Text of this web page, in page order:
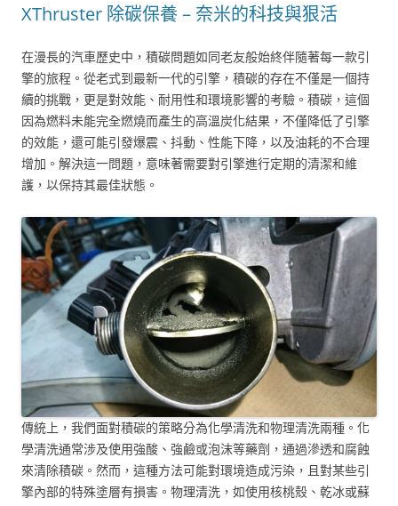
XThruster 除碳保養 – 奈米的科技與狠活
在漫長的汽車歷史中，積碳問題如同老友般始終伴隨著每一款引
擎的旅程。從老式到最新一代的引擎，積碳的存在不僅是一個持
續的挑戰，更是對效能、耐用性和環境影響的考驗。積碳，這個
因為燃料未能完全燃燒而產生的高溫炭化結果，不僅降低了引擎
的效能，還可能引發爆震、抖動、性能下降，以及油耗的不合理
增加。解決這一問題，意味著需要對引擎進行定期的清潔和維
護，以保持其最佳狀態。
傳統上，我們面對積碳的策略分為化學清洗和物理清洗兩種。化
學清洗通常涉及使用強酸、強鹼或泡沫等藥劑，通過滲透和腐蝕
來清除積碳。然而，這種方法可能對環境造成污染，且對某些引
擎內部的特殊塗層有損害。物理清洗，如使用核桃殼、乾冰或蘇